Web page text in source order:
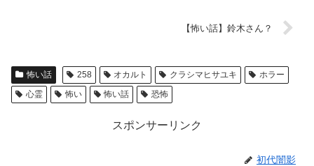
【怖い話】鈴木さん？
怖い話 258 オカルト クラシマヒサユキ
ホラー
心霊
怖い 怖い話 恐怖
スポンサーリンク
初代闇影